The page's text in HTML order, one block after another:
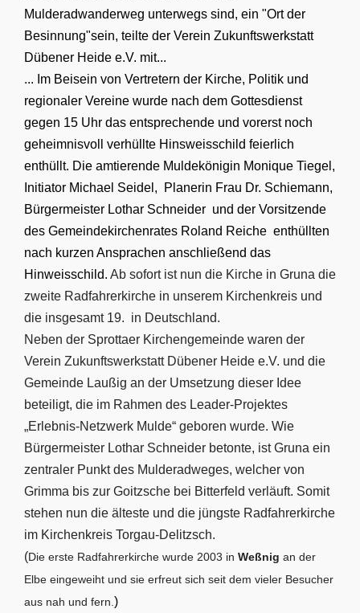
Mulderadwanderweg unterwegs sind, ein "Ort der
Besinnung"sein, teilte der Verein Zukunftswerkstatt
Dübener Heide e.V. mit...
... Im Beisein von Vertretern der Kirche, Politik und
regionaler Vereine wurde nach dem Gottesdienst
gegen 15 Uhr das entsprechende und vorerst noch
geheimnisvoll verhüllte Hinsweisschild feierlich
enthüllt. Die amtierende Muldekönigin Monique Tiegel,
Initiator Michael Seidel, Planerin Frau Dr. Schiemann,
Bürgermeister Lothar Schneider und der Vorsitzende
des Gemeindekirchenrates Roland Reiche enthüllten
nach kurzen Ansprachen anschließend das
Hinweisschild. Ab sofort ist nun die Kirche in Gruna die
zweite Radfahrerkirche in unserem Kirchenkreis und
die insgesamt 19. in Deutschland.
Neben der Sprottaer Kirchengemeinde waren der
Verein Zukunftswerkstatt Dübener Heide e.V. und die
Gemeinde Laußig an der Umsetzung dieser Idee
beteiligt, die im Rahmen des Leader-Projektes
„Erlebnis-Netzwerk Mulde“ geboren wurde. Wie
Bürgermeister Lothar Schneider betonte, ist Gruna ein
zentraler Punkt des Mulderadweges, welcher von
Grimma bis zur Goitzsche bei Bitterfeld verläuft. Somit
stehen nun die älteste und die jüngste Radfahrerkirche
im Kirchenkreis Torgau-Delitzsch.
(Die erste Radfahrerkirche wurde 2003 in Weßnig an der
Elbe eingeweiht und sie erfreut sich seit dem vieler Besucher
aus nah und fern. )